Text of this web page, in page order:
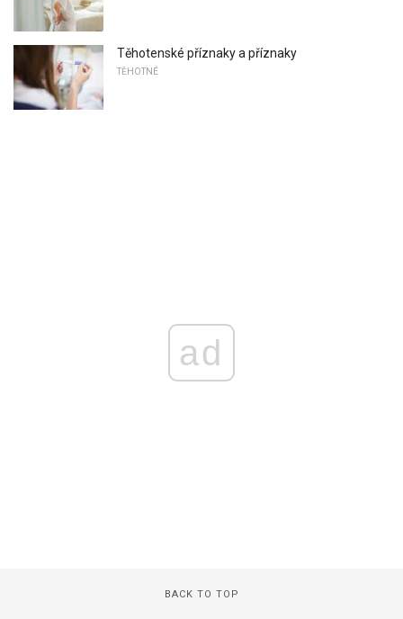
Těhotenské příznaky a příznaky
TĚHOTNÉ
ad
BACK TO TOP